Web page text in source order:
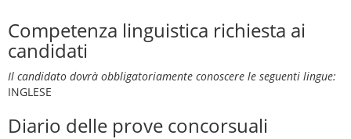
Competenza linguistica richiesta ai
candidati
Il candidato dovrà obbligatoriamente conoscere le seguenti lingue:
INGLESE
Diario delle prove concorsuali